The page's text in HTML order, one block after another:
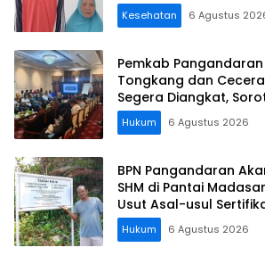
Kesehatan 6 Agustus
Pemkab
Tongkang dan
Segera Diangkat,
Koordinasi Perusahaan
Hukum 6 Agustus 2026
BPN Pangandaran
SHM di Pantai
Usut Asal-usul
Hukum 6 Agustus 2026